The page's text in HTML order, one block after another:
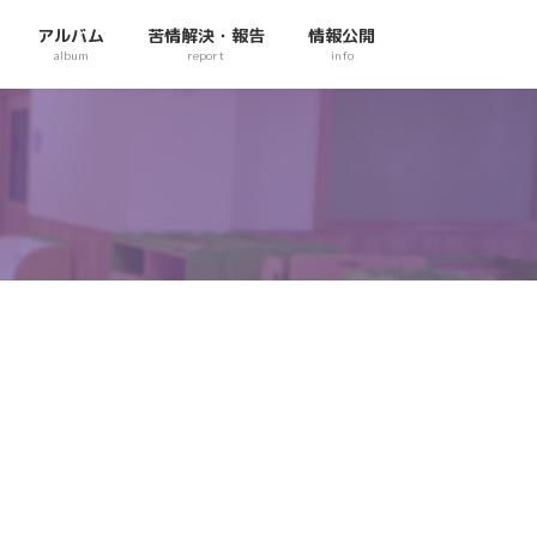
アルバム
album
苦情解決・報告
report
情報公開
info